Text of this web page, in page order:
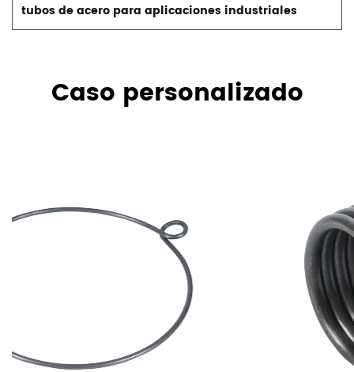
tubos de acero para aplicaciones industriales
Caso personalizado